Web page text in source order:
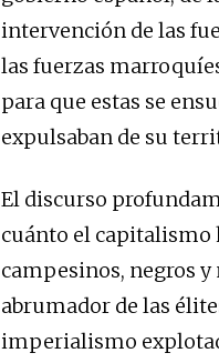
intervención de las
las fuerzas
para que estas se
expulsaban de su
El discurso
cuánto el capitalismo
campesinos, negros
abrumador de las
imperialismo